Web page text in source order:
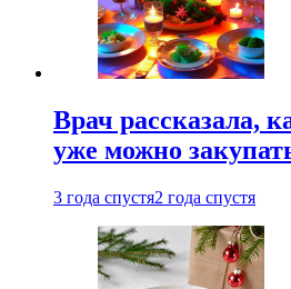
Врач рассказала,
уже можно
3 года спустя2 года спустя